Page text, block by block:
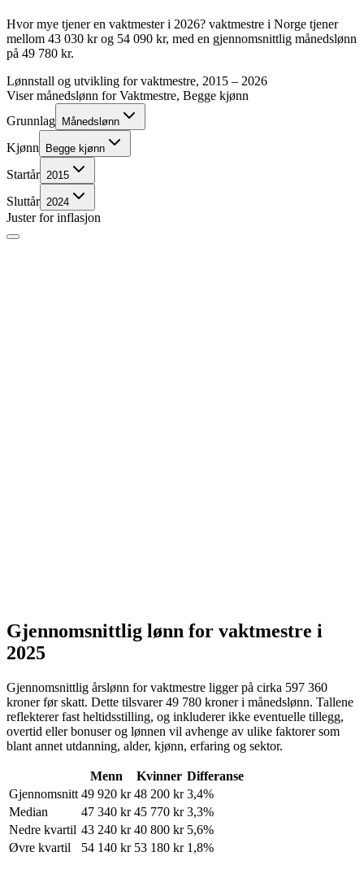
Hvor mye tjener en vaktmesteri 2026? vaktmestre i Norge tjener
mellom 43 030 krog 54 090 kr, med en gjennomsnittlig månedslønn
på 49 780 kr.
Lønnstall og utvikling forvaktmestre, 2015 – 2026
Viser månedslønn forVaktmestre, Begge kjønn
Grunnlag
Månedslønn
Kjønn Begge kjønn
Startår 2015
Sluttår 2024
Juster for inflasjon
Gjennomsnittlig lønn for vaktmestre i
2025
Gjennomsnittlig årslønn forvaktmestre ligger på cirka 597 360
kronerfør skatt. Dette tilsvarer49 780 kroneri månedslønn. Tallene
reflekterer fast heltidsstilling, og inkluderer ikke eventuelle tillegg,
overtid eller bonuser og lønnen vil avhenge av ulike faktorer som
blant annet utdanning, alder, kjønn, erfaring og sektor.
Menn Kvinner Differanse
Gjennomsnitt 49 920 kr 48 200 kr 3,4%
Median
47 340 kr 45 770 kr 3,3%
Nedre kvartil 43 240 kr 40 800 kr 5,6%
Øvre kvartil
54 140 kr 53 180 kr 1,8%